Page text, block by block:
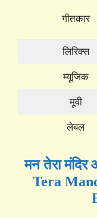
गीतकार
लिरिक्स
म्यूजिक
मूवी
लेबल
मन तेरा
Tera